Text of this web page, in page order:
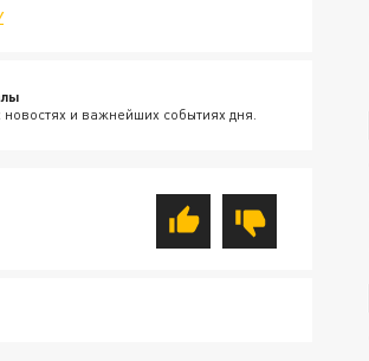
и важнейших событиях дня.